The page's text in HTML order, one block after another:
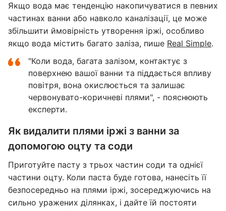
Якщо вода має тенденцію накопичуватися в певних
частинах ванни або навколо каналізації, це може
збільшити ймовірність утворення іржі, особливо
якщо вода містить багато заліза, пише Real Simple.
"Коли вода, багата залізом, контактує з
поверхнею вашої ванни та піддається впливу
повітря, вона окислюється та залишає
червонувато-коричневі плями", - пояснюють
експерти.
Як видалити плями іржі з ванни за
допомогою оцту та соди
Приготуйте пасту з трьох частин соди та однієї
частини оцту. Коли паста буде готова, нанесіть її
безпосередньо на плями іржі, зосереджуючись на
сильно уражених ділянках, і дайте їй постояти